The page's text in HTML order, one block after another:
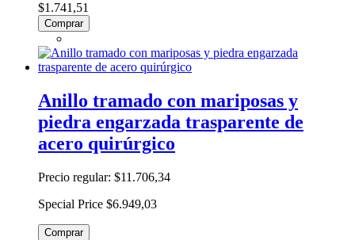
$1.741,51
Comprar
Anillo tramado con mariposas y
piedra engarzada trasparente de
acero quirúrgico
Precio regular: $11.706,34
Special Price $6.949,03
Comprar